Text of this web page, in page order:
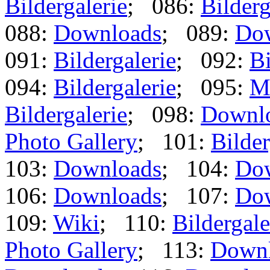
Bildergalerie; 086:
088: Downloads; 089:
091: Bildergalerie; 092:
094: Bildergalerie; 095:
Bildergalerie; 098:
Photo Gallery; 101:
103: Downloads; 104:
106: Downloads; 107:
109: Wiki; 110:
Photo Gallery; 113: